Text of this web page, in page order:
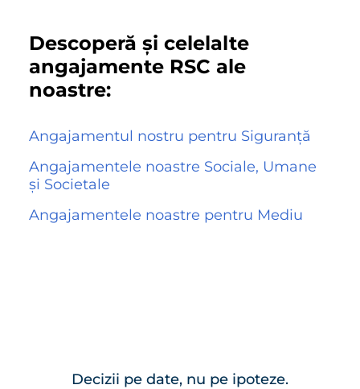
Descoperă și celelalte
angajamente RSC ale
noastre:
Angajamentul nostru pentru Siguranță
Angajamentele noastre Sociale, Umane
și Societale
Angajamentele noastre pentru Mediu
Decizii pe date, nu pe ipoteze.